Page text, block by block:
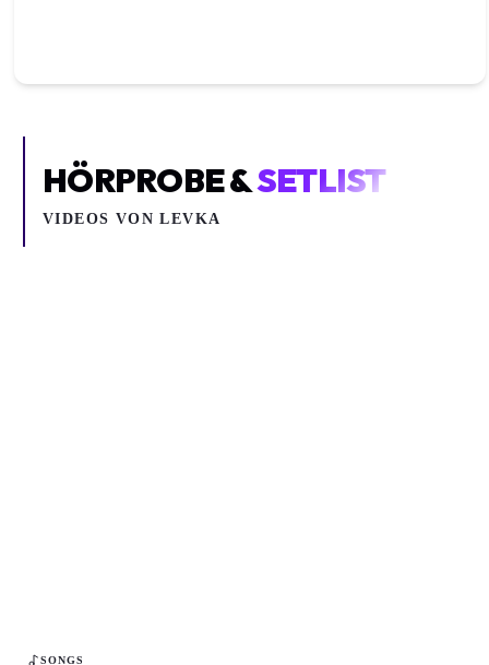
HÖRPROBE &SETLIST
VIDEOS VONLEVKA
SONGS